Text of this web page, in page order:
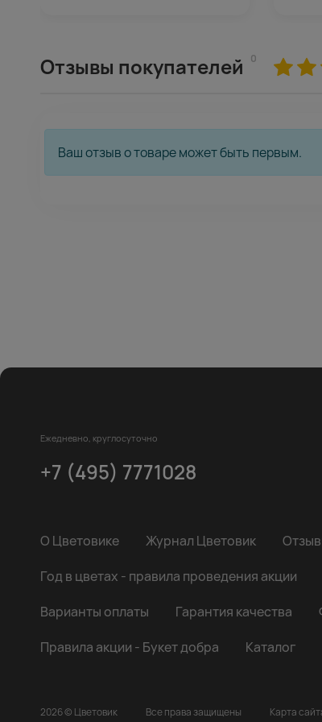
Отзывы покупателей 0
Ваш отзыв о товаре может быть первым.
Ежедневно, круглосуточно
+7 (495) 7771028
О Цветовике Журнал Цветовик
Год в цветах - правила проведения акции
Варианты оплаты
Гарантия качества
Правила акции - Букет добра
Каталог
2026 © Цветовик Все права защищены Карта